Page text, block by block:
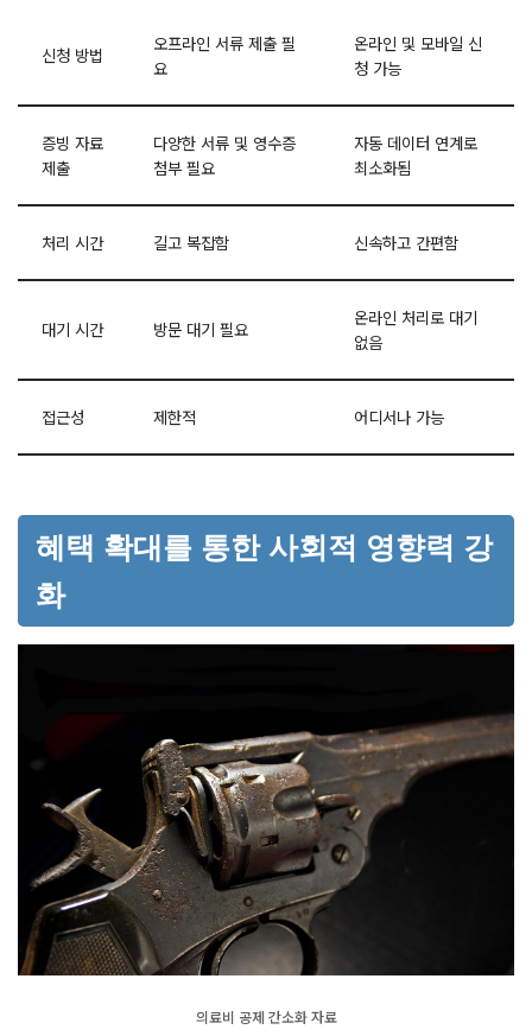
신청 방법
오프라인 서류 제출 필
요
온라인 및 모바일 신
청 가능
증빙 자료
제출
다양한 서류 및 영수증
첨부 필요
자동 데이터 연계로
최소화됨
처리 시간 길고 복잡함 신속하고 간편함
대기 시간 방문 대기 필요
온라인 처리로 대기
없음
접근성 제한적 어디서나 가능
혜택 확대를 통한 사회적 영향력 강
화
의료비 공제 간소화 자료